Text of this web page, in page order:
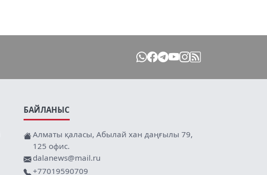
БАЙЛАНЫС
Алматы қаласы, Абылай хан даңғылы 79,
125 офис.
dalanews@mail.ru
+77019590709